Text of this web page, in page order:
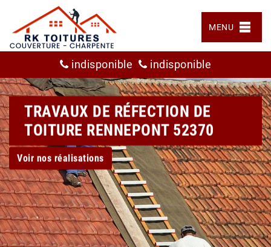
MENU
indisponible indisponible
TRAVAUX DE RÉFECTION DE
TOITURE RENNEPONT 52370
Voir nos réalisations